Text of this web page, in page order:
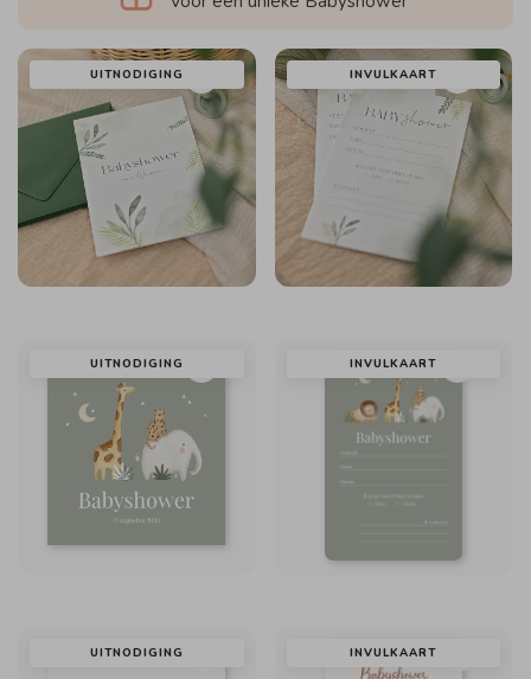
UITNODIGING INVULKAART
UITNODIGING INVULKAART
UITNODIGING INVULKAART